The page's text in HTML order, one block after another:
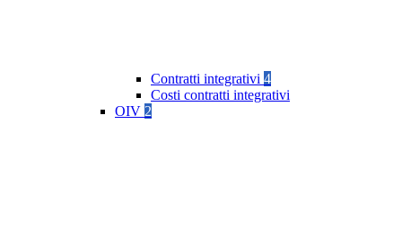
Contratti integrativi 4
Costi contratti integrativi
OIV 2